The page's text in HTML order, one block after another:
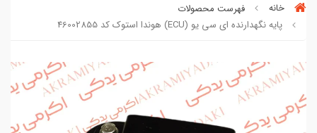
خانه
فهرست محصولات
پایه نگهدارنده ای سی یو (ECU) هوندا استوک کد 46002855